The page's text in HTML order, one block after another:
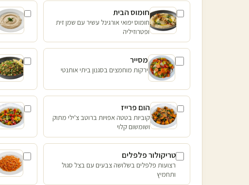
חומוס הבית
חומוס יפואי אורגינל עשיר עם שמן זית
ופטרוזיליה
מסייר
ירקות מוחמצים בסגנון ביתי אותנטי
הום פרייז
קוביות בטטה אפויות ברוטב צ'ילי מתוק
ושומשום קלוי
טריקולור פלפלים
רצועות פלפלים בשלושה צבעים עם בצל סגול
ותחמיץ